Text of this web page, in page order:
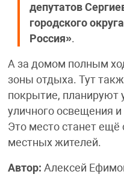
депутатов
городского
Россия».
А за домом полным
зоны отдыха. Тут
покрытие, планируют
уличного освещения
Это место станет ещё
местных жителей.
Автор: Алексей